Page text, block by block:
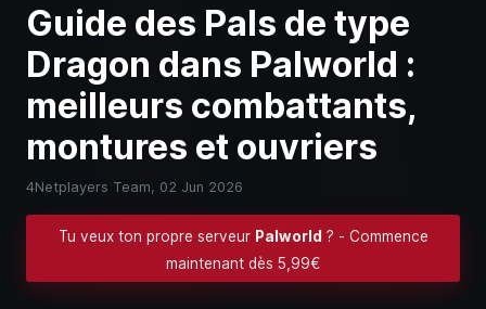
Guide des Pals de type
Dragon dans Palworld :
meilleurs combattants,
montures et ouvriers
4Netplayers Team, 02 Jun 2026
Tu veux ton propre serveur Palworld ? - Commence
maintenant dès 5,99€